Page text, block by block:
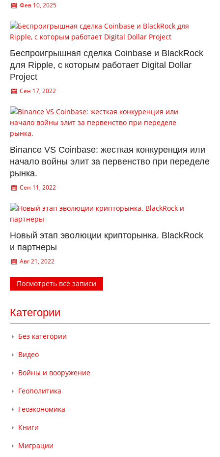
Фев 10, 2025
Беспроигрышная сделка Coinbase и BlackRock
для Ripple, с которым работает Digital Dollar
Project
Сен 17, 2022
Binance VS Coinbase: жесткая конкуренция или
начало войны элит за первенство при переделе
рынка.
Сен 11, 2022
Новый этап эволюции крипторынка. BlackRock
и партнеры
Авг 21, 2022
Посмотреть все записи
Категории
Без категории
Видео
Войны и вооружение
Геополитика
Геоэкономика
Книги
Миграции